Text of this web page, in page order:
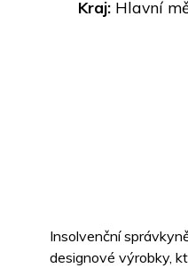
Kraj: Hlavní
Insolvenční
designové výrobky,